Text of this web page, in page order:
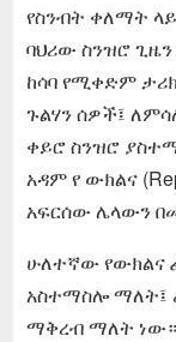
የስንብት ቀለማት
ባህሪው ስንዝሮ
ከሳባ የሚቀድም
ጉልሃን ሰዎች፤
ቀይሮ ስንዝሮ
አዳም የ ውክልና
አፍርሰው ሌላውን
ሁለተኛው የውክልና
አስተማስሎ ማለት፤
ማቅረብ ማለት ነው።